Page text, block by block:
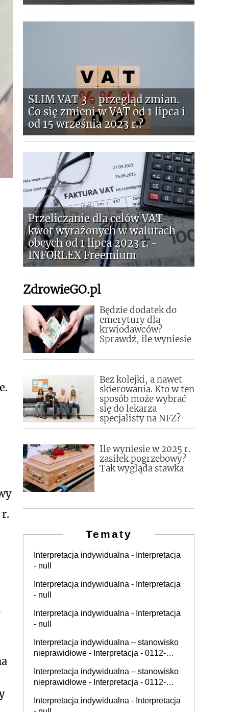
SLIM VAT 3 - przegląd zmian.
Co się zmieni w VAT od 1 lipca i
od 15 września 2023 r.?
Przeliczanie dla celów VAT
kwot wyrażonych w walutach
obcych od 1 lipca 2023 r. -
INFORLEX Freemium
ZdrowieGO.pl
Będzie dodatek do
emerytury dla
krwiodawców?
Sprawdź, ile wyniesie
Bez kolejki, a nawet
skierowania. Kto w ten
sposób może wybrać
się do lekarza
specjalisty na NFZ?
Ile wyniesie w 2025 r.
zasiłek pogrzebowy?
Tak wygląda stawka
Tematy
Interpretacja indywidualna - Interpretacja
- null
Interpretacja indywidualna - Interpretacja
- null
Interpretacja indywidualna - Interpretacja
- null
Interpretacja indywidualna – stanowisko
nieprawidłowe - Interpretacja - 0112-
Interpretacja indywidualna – stanowisko
nieprawidłowe - Interpretacja - 0112-
Interpretacja indywidualna - Interpretacja